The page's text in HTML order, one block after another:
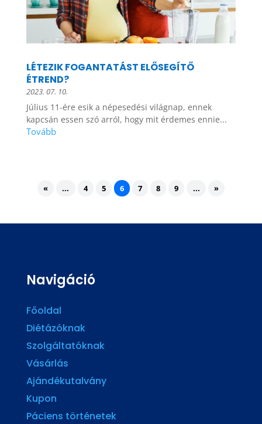
LÉTEZIK FOGANTATÁST ELŐSEGÍTŐ
ÉTREND?
2023. 07. 10.
Július 11-ére esik a népesedési világnap, ennek
kapcsán essen szó arról, hogy mit érdemes ennie...
« ... 4 5 6 7 8 9 ... »
Navigáció
Főoldal
Diétázóknak
Szolgáltatóknak
Vásárlás
Ajándékutalvány
Kupon
Páciens történetek